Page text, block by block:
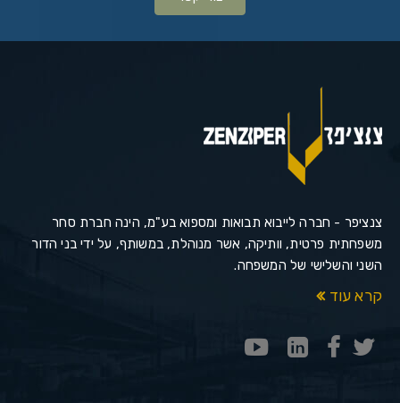
צנציפר - חברה לייבוא תבואות ומספוא בע"מ, הינה חברת סחר
משפחתית פרטית, וותיקה, אשר מנוהלת, במשותף, על ידי בני הדור
השני והשלישי של המשפחה.
קרא עוד